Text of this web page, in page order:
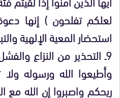
لعلكم تفلحون ) إنها
استحضار المعية الإلهية
9ـ التحذير من النزاع
وأطيعوا الله ورسوله
ريحكم واصبروا إن الله مع